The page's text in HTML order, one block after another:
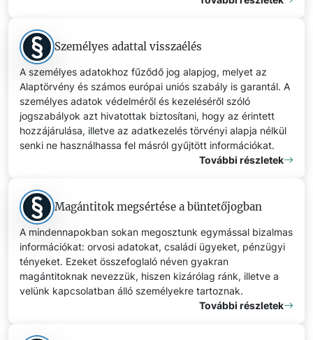
Személyes adattal visszaélés
A személyes adatokhoz fűződő jog alapjog, melyet az
Alaptörvény és számos európai uniós szabály is garantál. A
személyes adatok védelméről és kezeléséről szóló
jogszabályok azt hivatottak biztosítani, hogy az érintett
hozzájárulása, illetve az adatkezelés törvényi alapja nélkül
senki ne használhassa fel másról gyűjtött információkat.
További részletek
Magántitok megsértése a büntetőjogban
A mindennapokban sokan megosztunk egymással bizalmas
információkat: orvosi adatokat, családi ügyeket, pénzügyi
tényeket. Ezeket összefoglaló néven gyakran
magántitoknak nevezzük, hiszen kizárólag ránk, illetve a
velünk kapcsolatban álló személyekre tartoznak.
További részletek